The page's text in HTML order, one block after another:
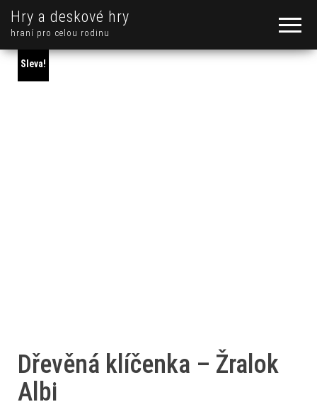
Hry a deskové hry
hraní pro celou rodinu
Sleva!
Dřevěná klíčenka – Žralok
Albi